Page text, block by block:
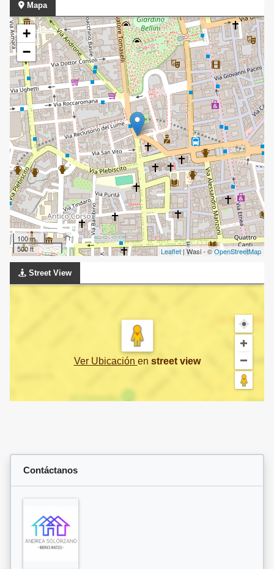
Mapa
+
−
100 m
500 ft
Leaflet | Wasi - ©OpenStreetMap
Street View
Ver Ubicación en street view
Contáctanos